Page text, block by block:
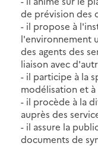
de prévision des
- il propose à
l'environnement
des agents des
liaison avec
- il participe à la
modélisation et
- il procède à la
auprès des
- il assure la
documents de